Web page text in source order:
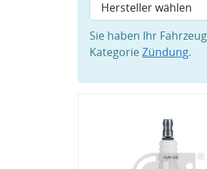
Sie haben Ihr
KategorieZündung.